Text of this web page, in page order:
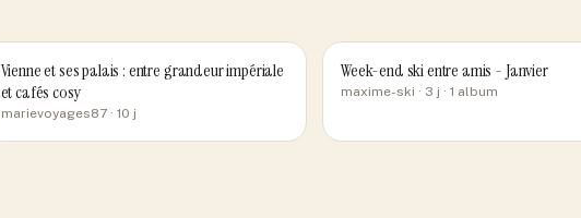
Vienne et ses palais : entre grandeur impériale
et cafés cosy
marievoyages87· 10 j
Week-end ski entre amis - Janvier
maxime-ski · 3 j · 1 album